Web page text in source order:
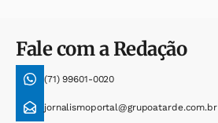
Fale com a Redação
(71) 99601-0020
jornalismoportal@grupoatarde.com.br